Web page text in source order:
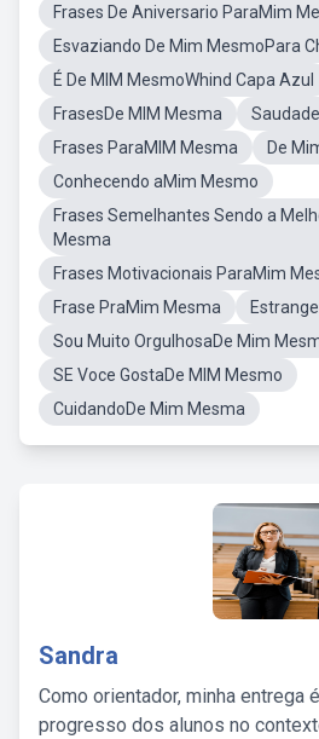
Frases De Aniversario ParaMim
Esvaziando De Mim MesmoPara
É De MIM MesmoWhind Capa Azul
FrasesDe MIM Mesma
Frases ParaMIM Mesma
De
Conhecendo aMim Mesmo
Frases Semelhantes Sendo a
Mesma
Frases Motivacionais ParaMim
Frase PraMim Mesma
Sou Muito OrgulhosaDe Mim
SE Voce GostaDe MIM Mesmo
CuidandoDe Mim Mesma
Sandra
Como orientador, minha entrega
progresso dos alunos no